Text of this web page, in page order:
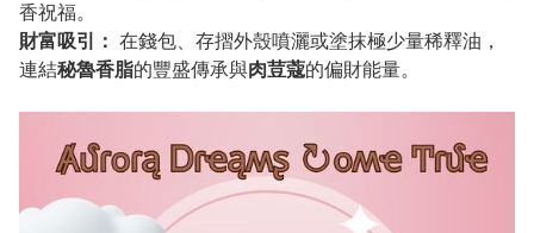
香祝福。
財富吸引： 在錢包、存摺外殼噴灑或塗抹極少量稀釋油，
連結秘魯香脂的豐盛傳承與肉荳蔻的偏財能量。